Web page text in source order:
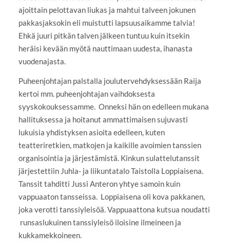
ajoittain pelottavan liukas ja mahtui talveen jokunen
pakkasjaksokin eli muistutti lapsuusaikamme talvia!
Ehkä juuri pitkän talven jälkeen tuntuu kuin itsekin
heräisi kevään myötä nauttimaan uudesta, ihanasta
vuodenajasta.
Puheenjohtajan palstalla joulutervehdyksessään Raija
kertoi mm. puheenjohtajan vaihdoksesta
syyskokouksessamme. Onneksi hän on edelleen mukana
hallituksessa ja hoitanut ammattimaisen sujuvasti
lukuisia yhdistyksen asioita edelleen, kuten
teatteriretkien, matkojen ja kaikille avoimien tanssien
organisointia ja järjestämistä. Kinkun sulattelutanssit
järjestettiin Juhla- ja liikuntatalo Taistolla Loppiaisena.
Tanssit tahditti Jussi Anteron yhtye samoin kuin
vappuaaton tansseissa. Loppiaisena oli kova pakkanen,
joka verotti tanssiyleisöä. Vappuaattona kutsua noudatti
runsaslukuinen tanssiyleisö iloisine ilmeineen ja
kukkamekkoineen.